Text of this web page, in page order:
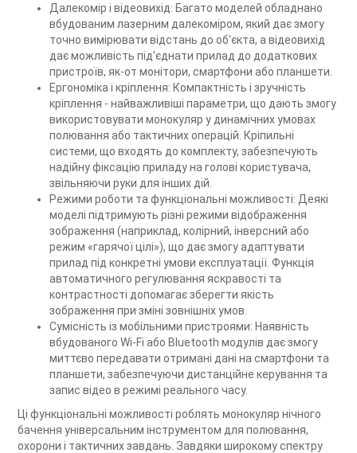
Далекомір і відеовихід: Багато моделей обладнано
вбудованим лазерним далекоміром, який дає змогу
точно вимірювати відстань до об'єкта, а відеовихід
дає можливість під'єднати прилад до додаткових
пристроїв, як-от монітори, смартфони або планшети.
Ергономіка і кріплення: Компактність і зручність
кріплення - найважливіші параметри, що дають змогу
використовувати монокуляр у динамічних умовах
полювання або тактичних операцій. Кріпильні
системи, що входять до комплекту, забезпечують
надійну фіксацію приладу на голові користувача,
звільняючи руки для інших дій.
Режими роботи та функціональні можливості: Деякі
моделі підтримують різні режими відображення
зображення (наприклад, колірний, інверсний або
режим «гарячої цілі»), що дає змогу адаптувати
прилад під конкретні умови експлуатації. Функція
автоматичного регулювання яскравості та
контрастності допомагає зберегти якість
зображення при зміні зовнішніх умов.
Сумісність із мобільними пристроями: Наявність
вбудованого Wi-Fi або Bluetooth модулів дає змогу
миттєво передавати отримані дані на смартфони та
планшети, забезпечуючи дистанційне керування та
запис відео в режимі реального часу.
Ці функціональні можливості роблять монокуляр нічного
бачення універсальним інструментом для полювання,
охорони і тактичних завдань. Завдяки широкому спектру